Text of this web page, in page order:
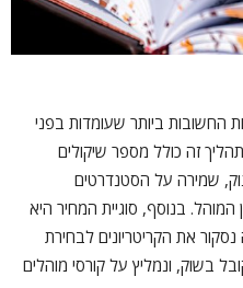
החשובות ביותר שעומדות בפני
זה כולל מספר שיקולים
שמירה על הסטנדרטים
המוהל. בנוסף, סוגיית המחיר היא
את הקריטריונים לבחירת
בשוק, ונמליץ על קורסי מוהלים